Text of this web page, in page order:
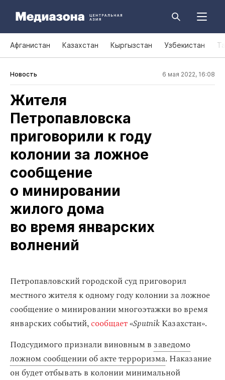
Афганистан Казахстан Кыргызстан Узбекистан
Новость 6 мая 2022, 16:08
Жителя
Петропавловска
приговорили к году
колонии за ложное
сообщение
о минировании
жилого дома
во время январских
волнений
Петропавловский городской суд приговорил
местного жителя к одному году колонии за ложное
сообщение о минировании многоэтажки во время
январских событий,сообщает«SputnikКазахстан».
Подсудимого признали виновным в заведомо
ложном сообщении об акте терроризма. Наказание
он будет отбывать в колонии минимальной